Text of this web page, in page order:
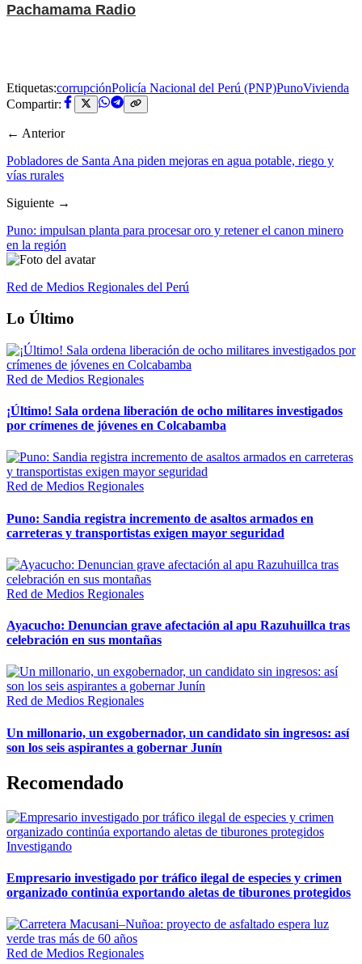
Pachamama Radio
Etiquetas:corrupciónPolicía Nacional del Perú (PNP)PunoVivienda
Compartir:
← Anterior
Pobladores de Santa Ana piden mejoras en agua potable, riego y
vías rurales
Siguiente →
Puno: impulsan planta para procesar oro y retener el canon minero
en la región
Red de Medios Regionales del Perú
Lo Último
Red de Medios Regionales
¡Último! Sala ordena liberación de ocho militares investigados
por crímenes de jóvenes en Colcabamba
Red de Medios Regionales
Puno: Sandia registra incremento de asaltos armados en
carreteras y transportistas exigen mayor seguridad
Red de Medios Regionales
Ayacucho: Denuncian grave afectación al apu Razuhuillca tras
celebración en sus montañas
Red de Medios Regionales
Un millonario, un exgobernador, un candidato sin ingresos: así
son los seis aspirantes a gobernar Junín
Recomendado
Investigando
Empresario investigado por tráfico ilegal de especies y crimen
organizado continúa exportando aletas de tiburones protegidos
Red de Medios Regionales